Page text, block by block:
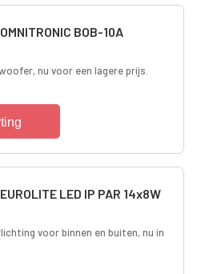
BOB-10A
nu voor een lagere prijs.
LED IP PAR 14x8W
voor binnen en buiten, nu in